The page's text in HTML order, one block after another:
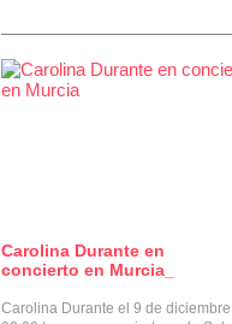
Carolina Durante en
concierto en Murcia_
Carolina Durante el 9 de